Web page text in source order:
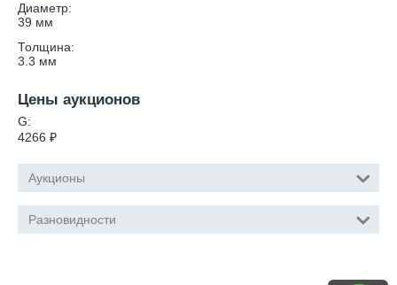
Диаметр:
39 мм
Толщина:
3.3 мм
Цены аукционов
G:
4266 ₽
Аукционы
Разновидности